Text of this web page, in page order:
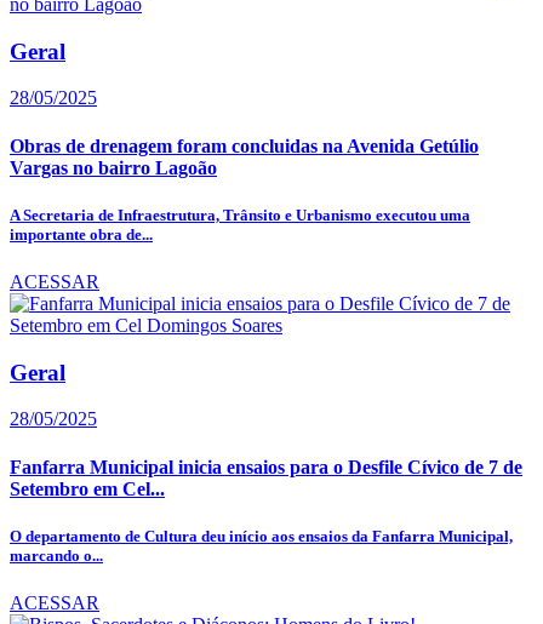
Geral
28/05/2025
Obras de drenagem foram concluidas na Avenida Getúlio
Vargas no bairro Lagoão
A Secretaria de Infraestrutura, Trânsito e Urbanismo executou uma
importante obra de...
ACESSAR
Geral
28/05/2025
Fanfarra Municipal inicia ensaios para o Desfile Cívico de 7 de
Setembro em Cel...
O departamento de Cultura deu início aos ensaios da Fanfarra Municipal,
marcando o...
ACESSAR